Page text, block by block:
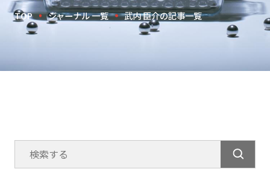
TOP ジャーナル 一覧 武内 臣介の記事一覧